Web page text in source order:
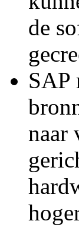
de
SAP
naar